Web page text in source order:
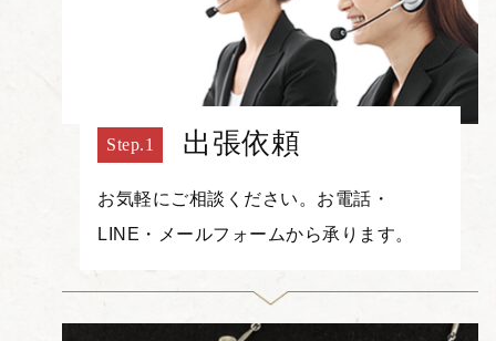
出張依頼
お気軽にご相談ください。お電話・
LINE・メールフォームから承ります。